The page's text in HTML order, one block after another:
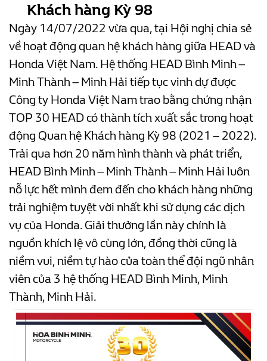
Khách hàng Kỳ 98
Ngày 14/07/2022 vừa qua, tại Hội nghị chia sẻ
về hoạt động quan hệ khách hàng giữa HEAD và
Honda Việt Nam. Hệ thống HEAD Bình Minh –
Minh Thành – Minh Hải tiếp tục vinh dự được
Công ty Honda Việt Nam trao bằng chứng nhận
TOP 30 HEAD có thành tích xuất sắc trong hoạt
động Quan hệ Khách hàng Kỳ 98 (2021 – 2022).
Trải qua hơn 20 năm hình thành và phát triển,
HEAD Bình Minh – Minh Thành – Minh Hải luôn
nỗ lực hết mình đem đến cho khách hàng những
trải nghiệm tuyệt vời nhất khi sử dụng các dịch
vụ của Honda. Giải thưởng lần này chính là
nguồn khích lệ vô cùng lớn, đồng thời cũng là
niềm vui, niềm tự hào của toàn thể đội ngũ nhân
viên của 3 hệ thống HEAD Bình Minh, Minh
Thành, Minh Hải.